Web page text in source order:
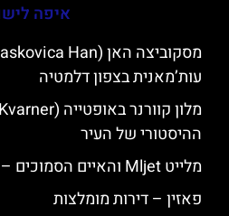
איפה
עות’מאנית בצפון דלמטיה
ההיסטורי של העיר
מלייט Mljet והאיים הסמוכים – מלונות מומלצים
פאזין – דירות מומלצות